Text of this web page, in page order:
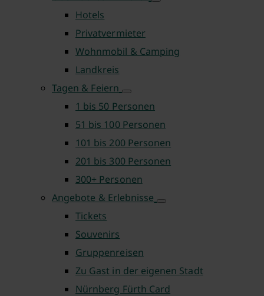
Hotels
Privatvermieter
Wohnmobil & Camping
Landkreis
Tagen & Feiern
1 bis 50 Personen
51 bis 100 Personen
101 bis 200 Personen
201 bis 300 Personen
300+ Personen
Angebote & Erlebnisse
Tickets
Souvenirs
Gruppenreisen
Zu Gast in der eigenen Stadt
Nürnberg Fürth Card